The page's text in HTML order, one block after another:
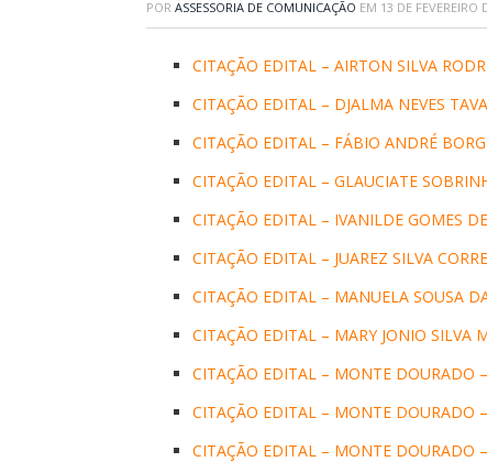
POR ASSESSORIA DE COMUNICAÇÃO EM 13 DE FEVEREIRO
CITAÇÃO EDITAL – AIRTON SILVA
CITAÇÃO EDITAL – DJALMA NEVES
CITAÇÃO EDITAL – FÁBIO ANDRÉ
CITAÇÃO EDITAL – GLAUCIATE
CITAÇÃO EDITAL – IVANILDE GOMES
CITAÇÃO EDITAL – JUAREZ SILVA
CITAÇÃO EDITAL – MANUELA SOUSA
CITAÇÃO EDITAL – MARY JONIO SILVA
CITAÇÃO EDITAL – MONTE DOURADO
CITAÇÃO EDITAL – MONTE DOURADO
CITAÇÃO EDITAL – MONTE DOURADO